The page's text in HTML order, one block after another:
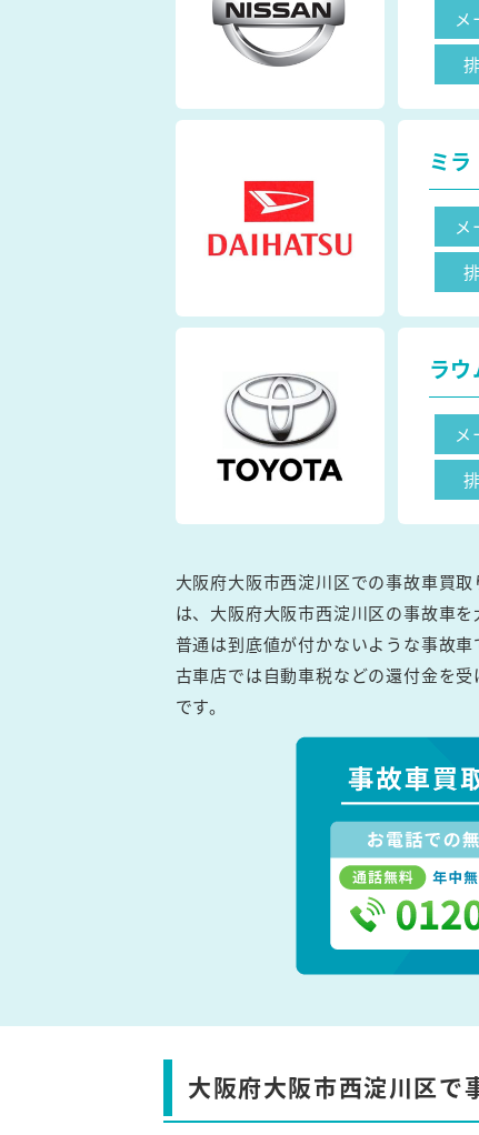
メ
ミラ
メ
ラウ
メ
大阪府大阪市西淀川区での事故車買
は、大阪府大阪市西淀川区の事故車を
普通は到底値が付かないような事故車
古車店では自動車税などの還付金を受
です。
大阪府大阪市西淀川区で